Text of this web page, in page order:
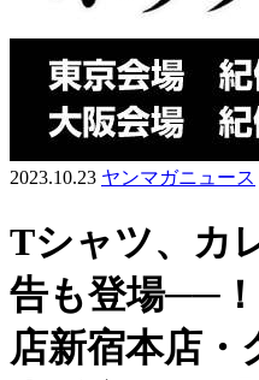
2023.10.23 ヤンマガニュース
Tシャツ、カ
告も登場──
店新宿本店・